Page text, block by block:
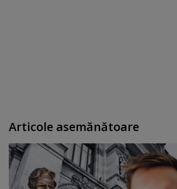
Articole asemănătoare